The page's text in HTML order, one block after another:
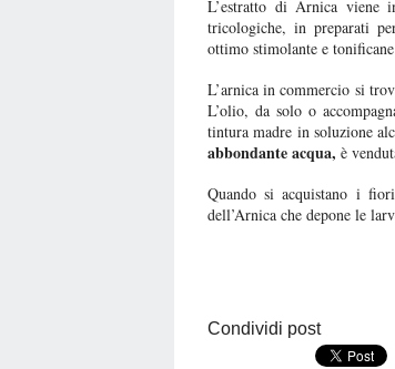
L’estratto di Arnica viene
tricologiche, in preparati
ottimo stimolante e
L’arnica in commercio si
L’olio, da solo o
tintura madre in soluzione
abbondante acqua, è
Quando si acquistano i
dell’Arnica che depone le
Condividi post